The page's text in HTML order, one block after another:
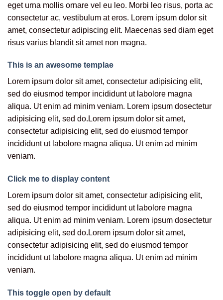
eget urna mollis ornare vel eu leo. Morbi leo risus, porta ac
consectetur ac, vestibulum at eros. Lorem ipsum dolor sit
amet, consectetur adipiscing elit. Maecenas sed diam eget
risus varius blandit sit amet non magna.
This is an awesome templae
Lorem ipsum dolor sit amet, consectetur adipisicing elit,
sed do eiusmod tempor incididunt ut labolore magna
aliqua. Ut enim ad minim veniam. Lorem ipsum dosectetur
adipisicing elit, sed do.Lorem ipsum dolor sit amet,
consectetur adipisicing elit, sed do eiusmod tempor
incididunt ut labolore magna aliqua. Ut enim ad minim
veniam.
Click me to display content
Lorem ipsum dolor sit amet, consectetur adipisicing elit,
sed do eiusmod tempor incididunt ut labolore magna
aliqua. Ut enim ad minim veniam. Lorem ipsum dosectetur
adipisicing elit, sed do.Lorem ipsum dolor sit amet,
consectetur adipisicing elit, sed do eiusmod tempor
incididunt ut labolore magna aliqua. Ut enim ad minim
veniam.
This toggle open by default